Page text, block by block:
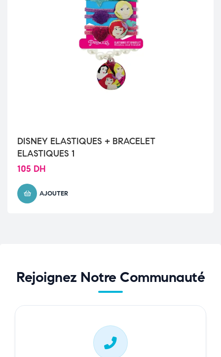
DISNEY ELASTIQUES + BRACELET
ELASTIQUES 1
105 DH
AJOUTER
Rejoignez Notre Communauté